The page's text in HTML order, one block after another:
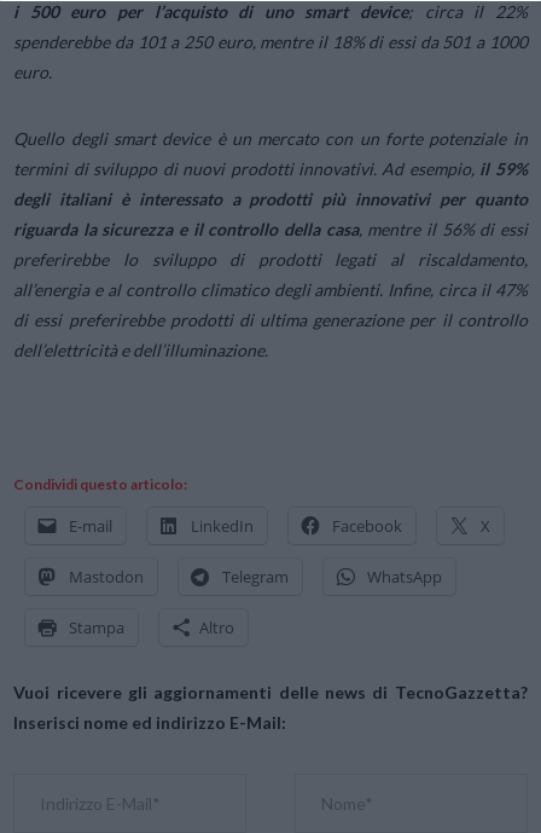
i 500 euro per l’acquisto di uno smart device; circa il 22%
spenderebbe da 101 a 250 euro, mentre il 18% di essi da 501 a 1000
euro.
Quello degli smart device è un mercato con un forte potenziale in
termini di sviluppo di nuovi prodotti innovativi. Ad esempio, il 59%
degli italiani è interessato a prodotti più innovativi per quanto
riguarda la sicurezza e il controllo della casa, mentre il 56% di essi
preferirebbe lo sviluppo di prodotti legati al riscaldamento,
all’energia e al controllo climatico degli ambienti. Infine, circa il 47%
di essi preferirebbe prodotti di ultima generazione per il controllo
dell’elettricità e dell’illuminazione.
Condividi questo articolo:
E-mail LinkedIn Facebook X
Mastodon Telegram WhatsApp
Stampa Altro
Vuoi ricevere gli aggiornamenti delle news di TecnoGazzetta?
Inserisci nome ed indirizzo E-Mail: